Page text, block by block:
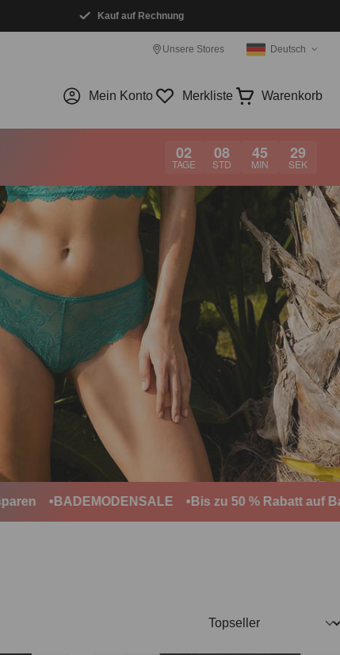
Kauf auf Rechnung
Unsere Stores Deutsch
Mein Konto Merkliste Warenkorb
02
TAGE
08
STD
45
MIN
28
SEK
BADEMODENSALE Bis zu 50 % Rabatt auf